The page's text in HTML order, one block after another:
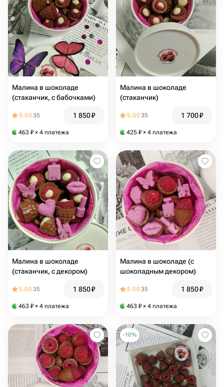
Малина в шоколаде
(стаканчик, с бабочками)
5.0035 1 850₽
463 ₽ × 4 платежа
Малина в шоколаде
(стаканчик)
5.0035 1 700₽
425 ₽ × 4 платежа
Малина в шоколаде
(стаканчик, с декором)
5.0035 1 850₽
463 ₽ × 4 платежа
Малина в шоколаде (с
шоколадным декором)
5.0035 1 850₽
463 ₽ × 4 платежа
-10%